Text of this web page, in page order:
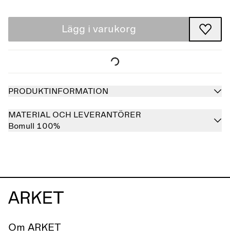
Lägg i varukorg
PRODUKTINFORMATION
MATERIAL OCH LEVERANTÖRER
Bomull 100%
Om ARKET